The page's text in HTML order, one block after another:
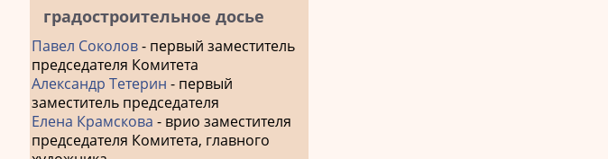
градостроительное досье
Павел Соколов- первый заместитель
председателя Комитета
Александр Тетерин - первый
заместитель председателя
Елена Крамскова - врио заместителя
председателя Комитета, главного